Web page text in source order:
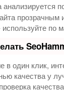
по
один клик,
качества у